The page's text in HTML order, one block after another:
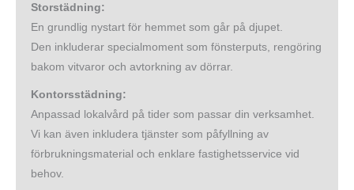
Storstädning:
En grundlig nystart för hemmet som går på djupet.
Den inkluderar specialmoment som fönsterputs, rengöring
bakom vitvaror och avtorkning av dörrar.
Kontorsstädning:
Anpassad lokalvård på tider som passar din verksamhet.
Vi kan även inkludera tjänster som påfyllning av
förbrukningsmaterial och enklare fastighetsservice vid
behov.